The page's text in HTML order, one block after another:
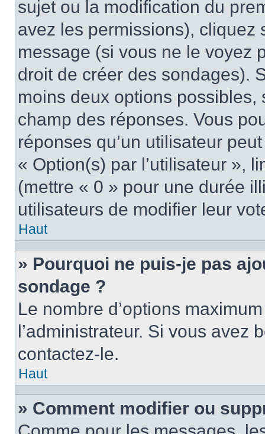
sujet ou la modification du
avez les permissions), cliquez
message (si vous ne le voyez
droit de créer des sondages).
moins deux options
champ des réponses. Vous
réponses qu’un utilisateur
« Option(s) par l’utilisateur »,
(mettre « 0 » pour une durée
utilisateurs de modifier leur
Haut
» Pourquoi ne puis-je pas
sondage ?
Le nombre d’options
l’administrateur. Si vous avez
contactez-le.
Haut
» Comment modifier ou